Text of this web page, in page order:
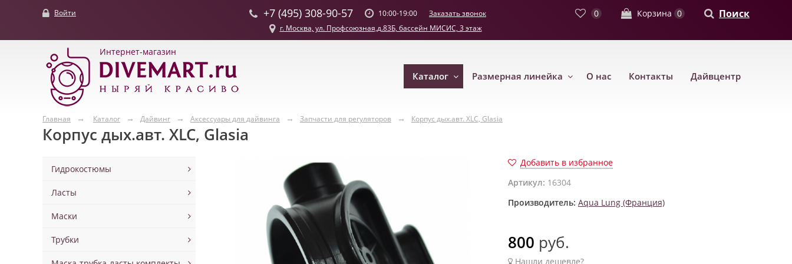
Войти +7 (495) 308-90-57 10:00-19:00 Заказать звонок 0 Корзина 0 Поиск
г. Москва, ул. Профсоюзная,д.83Б, бассейн МИСИС, 3 этаж
Интернет-магазин
Каталог Размерная линейка О нас Контакты Дайвцентр
Главная Каталог Дайвинг Аксессуары для дайвинга Запчасти для регуляторов Корпус дых.авт. XLC, Glasia
Корпус дых.авт. XLC, Glasia
Гидрокостюмы
Ласты
Маски
Трубки
Добавить в избранное
Артикул: 16304
Производитель: Aqua Lung (Франция)
800 руб.
Нашли дешевле?